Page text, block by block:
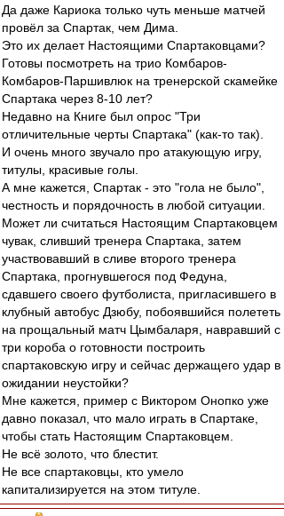
Да даже Кариока только чуть меньше матчей
провёл за Спартак, чем Дима.
Это их делает Настоящими Спартаковцами?
Готовы посмотреть на трио Комбаров-
Комбаров-Паршивлюк на тренерской скамейке
Спартака через 8-10 лет?
Недавно на Книге был опрос "Три
отличительные черты Спартака" (как-то так).
И очень много звучало про атакующую игру,
титулы, красивые голы.
А мне кажется, Спартак - это "гола не было",
честность и порядочность в любой ситуации.
Может ли считаться Настоящим Спартаковцем
чувак, сливший тренера Спартака, затем
участвовавший в сливе второго тренера
Спартака, прогнувшегося под Федуна,
сдавшего своего футболиста, пригласившего в
клубный автобус Дзюбу, побоявшийся полететь
на прощальный матч Цымбаларя, навравший с
три короба о готовности построить
спартаковскую игру и сейчас держащего удар в
ожидании неустойки?
Мне кажется, пример с Виктором Онопко уже
давно показал, что мало играть в Спартаке,
чтобы стать Настоящим Спартаковцем.
Не всё золото, что блестит.
Не все спартаковцы, кто умело
капитализируется на этом титуле.